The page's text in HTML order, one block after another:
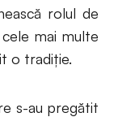
rolul de
mai multe
o tradiție.
s-au pregătit